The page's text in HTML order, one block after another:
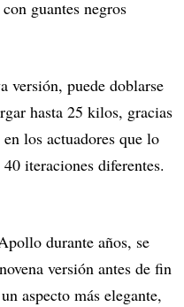
guantes negros
versión, puede doblarse
hasta 25 kilos, gracias
los actuadores que lo
iteraciones diferentes.
durante años, se
versión antes de fin
aspecto más elegante,